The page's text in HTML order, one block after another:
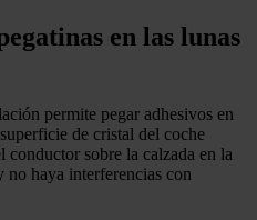
en las lunas
permite pegar adhesivos en
de cristal del coche
sobre la calzada en la
no haya interferencias con